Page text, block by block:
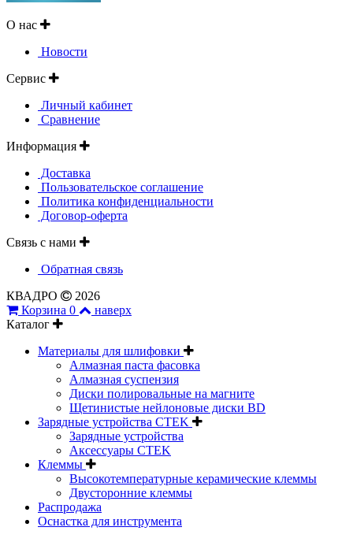
О нас
Новости
Сервис
Личный кабинет
Сравнение
Информация
Доставка
Пользовательское соглашение
Политика конфиденциальности
Договор-оферта
Связь с нами
Обратная связь
КВАДРО
2026
Корзина 0
наверх
Каталог
Материалы для шлифовки
Алмазная паста фасовка
Алмазная суспензия
Диски полировальные на магните
Щетинистые нейлоновые диски BD
Зарядные устройства CTEK
Зарядные устройства
Аксессуары CTEK
Клеммы
Высокотемпературные керамические клеммы
Двусторонние клеммы
Распродажа
Оснастка для инструмента